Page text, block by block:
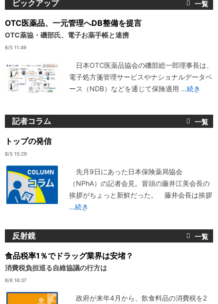
ピックアップ
OTC医薬品、一元管理へDB整備を提言
OTC薬協・磯部氏、電子お薬手帳と連携
8/5 11:49
日本OTC医薬品協会の磯部総一郎理事長は、
電子処方箋管理サービスやナショナルデータベ
ース（NDB）などを通じて保険適用 ...続き
記者コラム
トップの発信
8/5 15:29
先月9日にあった日本保険薬局協会
（NPhA）の記者会見。冒頭の藤井江美会長の
挨拶がちょっと新鮮だった。 藤井会長は挨拶
...続き
反射鏡
食品税率1％でドラッグ業界は安堵？
消費税負担巡る自維協議の行方は
8/6 16:37
政府が来年4月から、飲食料品の消費税を2